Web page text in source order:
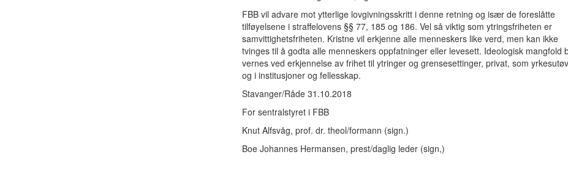
FBB vil advare mot ytterlige lovgivningsskritt i denne retning og især de foreslåtte
tilføyelsene i straffelovens §§ 77, 185 og 186. Vel så viktig som ytringsfriheten er
samvittighetsfriheten. Kristne vil erkjenne alle menneskers like verd, men kan ikke
tvinges til å godta alle menneskers oppfatninger eller levesett. Ideologisk mangfold
vernes ved erkjennelse av frihet til ytringer og grensesettinger, privat, som
og i institusjoner og fellesskap.
Stavanger/Råde 31.10.2018
For sentralstyret i FBB
Knut Alfsvåg, prof. dr. theol/formann (sign.)
Boe Johannes Hermansen, prest/daglig leder (sign,)